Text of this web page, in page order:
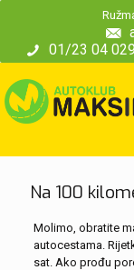
01/23 04 029
Na 100
Molimo, obratite
autocestama.
sat. Ako prođu